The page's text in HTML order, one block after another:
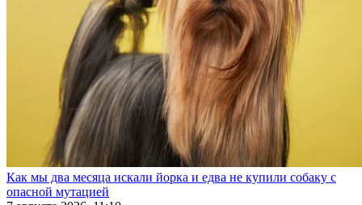
Как мы два месяца искали йорка и едва не купили собаку с
опасной мутацией